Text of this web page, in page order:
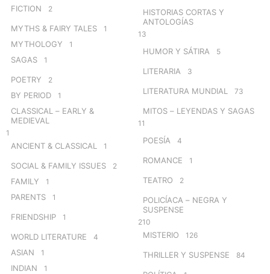
FICTION 2
MYTHS & FAIRY TALES 1
MYTHOLOGY 1
SAGAS 1
POETRY 2
BY PERIOD 1
CLASSICAL – EARLY &
MEDIEVAL
1
ANCIENT & CLASSICAL 1
SOCIAL & FAMILY ISSUES 2
FAMILY 1
PARENTS 1
FRIENDSHIP 1
WORLD LITERATURE 4
ASIAN 1
INDIAN 1
HISTORIAS CORTAS Y
ANTOLOGÍAS
13
HUMOR Y SÁTIRA 5
LITERARIA 3
LITERATURA MUNDIAL 73
MITOS – LEYENDAS Y SAGAS
11
POESÍA 4
ROMANCE 1
TEATRO 2
POLICÍACA – NEGRA Y
SUSPENSE
210
MISTERIO 126
THRILLER Y SUSPENSE 84